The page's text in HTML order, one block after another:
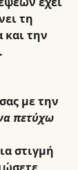
τη
και την
με την
πετύχω
στιγμή